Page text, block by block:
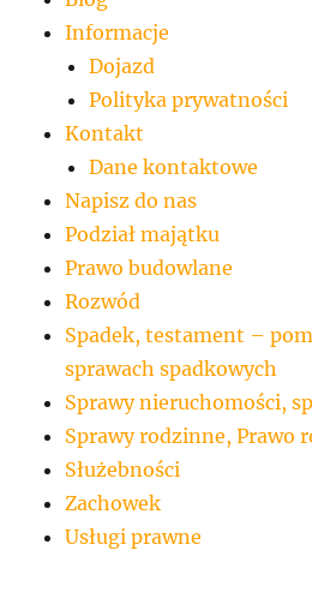
Informacje
Dojazd
Polityka prywatności
Kontakt
Dane kontaktowe
Napisz do nas
Podział majątku
Prawo budowlane
Rozwód
Spadek, testament –
sprawach spadkowych
Sprawy nieruchomości,
Sprawy rodzinne, Prawo
Służebności
Zachowek
Usługi prawne